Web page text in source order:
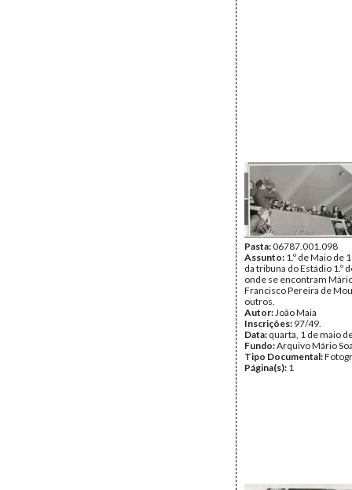
Pasta:06787.001.098
Assunto: 1.º de Maio de
da tribuna do Estádio 1.º
onde se encontram
Francisco Pereira de
outros.
Autor:João Maia
Inscrições: 97/49.
Data: quarta, 1 de maio
Fundo:Arquivo Mário
Tipo Documental:
Página(s): 1